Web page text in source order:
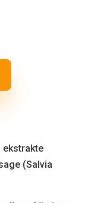
ekstrakte
(Salvia